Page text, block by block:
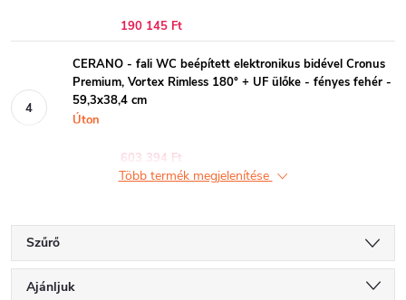
190 145 Ft
CERANO - fali WC beépített elektronikus bidével Cronus
Premium, Vortex Rimless 180° + UF ülőke - fényes fehér -
59,3x38,4 cm
Úton
603 394 Ft
Több termék megjelenítése
Szűrő
Ajánljuk